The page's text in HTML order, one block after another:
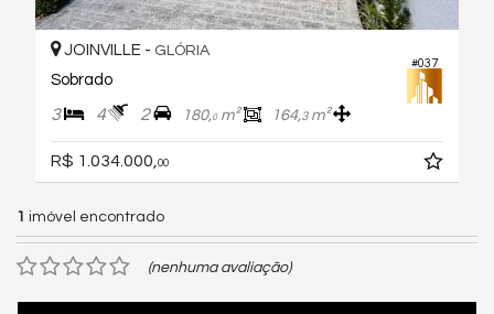
#037
JOINVILLE - GLÓRIA
Sobrado
3 4 2 180,0m² 164,3m²
R$ 1.034.000, 00
1 imóvel encontrado
(nenhuma avaliação)